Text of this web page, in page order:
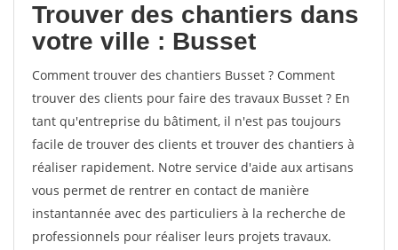
Trouver des chantiers dans
votre ville : Busset
Comment trouver des chantiers Busset ? Comment
trouver des clients pour faire des travaux Busset ? En
tant qu'entreprise du bâtiment, il n'est pas toujours
facile de trouver des clients et trouver des chantiers à
réaliser rapidement. Notre service d'aide aux artisans
vous permet de rentrer en contact de manière
instantannée avec des particuliers à la recherche de
professionnels pour réaliser leurs projets travaux.